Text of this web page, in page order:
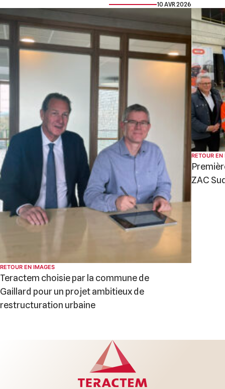
10 AVR 2026
RETOUR EN IMAGES
Teractem choisie par la commune de
Gaillard pour un projet ambitieux de
restructuration urbaine
RETOUR EN
ZAC